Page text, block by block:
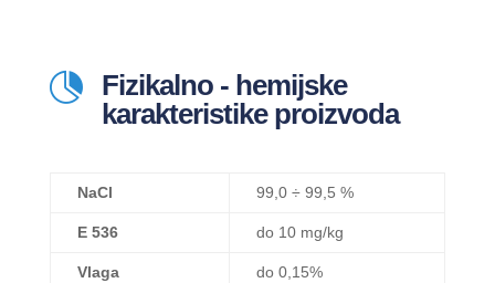

Fizikalno - hemijske
karakteristike proizvoda
NaCl 99,0 ÷ 99,5 %
E 536 do 10 mg/kg
Vlaga do 0,15%